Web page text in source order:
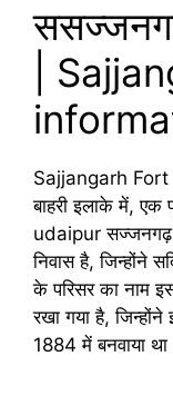
|
Sajjangarh
बाहरी इलाके में,
udaipur सज्जनगढ़
निवास है, जिन्होंने
के परिसर का नाम
रखा गया है,
1884 में बनवाया